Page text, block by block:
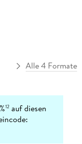
Alle 4 Formate
12 auf diesen